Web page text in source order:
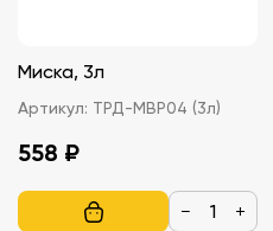
Миска, 3л
Артикул: ТРД-MBP04 (3л)
558 ₽
− +